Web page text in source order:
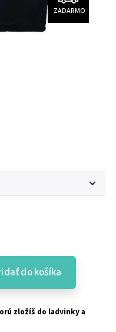
ZADARMO
do košíka
zložíš do ladvinky a